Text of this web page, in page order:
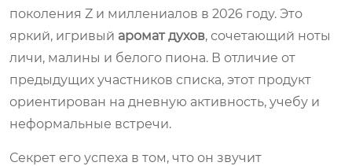
поколения Z и миллениалов в 2026 году. Это
яркий, игривый аромат духов, сочетающий ноты
личи, малины и белого пиона. В отличие от
предыдущих участников списка, этот продукт
ориентирован на дневную активность, учебу и
неформальные встречи.
Секрет его успеха в том, что он звучит